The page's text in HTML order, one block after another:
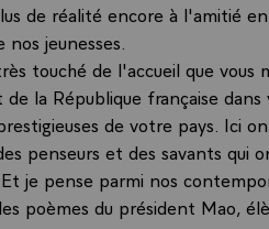
de réalité encore à l'amitié
nos jeunesses.
touché de l'accueil que vous
de la République française
de votre pays. Ici
penseurs et des savants qui
je pense parmi nos
poèmes du président Mao,